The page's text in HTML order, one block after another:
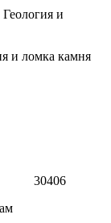
и ломка камня
30406